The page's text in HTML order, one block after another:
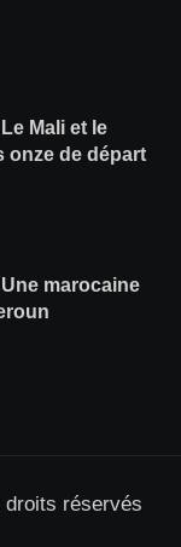
Mali et le
onze de départ
marocaine
droits réservés